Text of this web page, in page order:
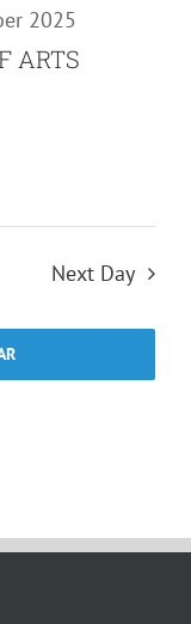
ARTS
2025
Next Day